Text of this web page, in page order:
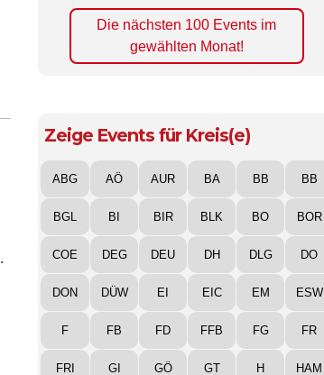
Die nächsten 100 Events im
gewählten Monat!
Zeige Events für Kreis(e)
ABG AÖ AUR BA BB BB
BGL BI BIR BLK BO BOR
COE DEG DEU DH DLG DO
DON DÜW EI EIC EM ESW
F FB FD FFB FG FR
FRI GI GÖ GT H HAM